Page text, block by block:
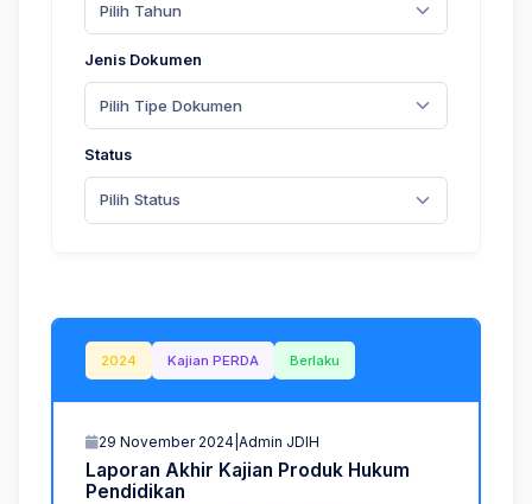
Pilih Tahun
Jenis Dokumen
Pilih Tipe Dokumen
Status
Pilih Status
2024 Kajian PERDA Berlaku
29 November 2024 Admin JDIH
Laporan Akhir Kajian Produk Hukum
Pendidikan